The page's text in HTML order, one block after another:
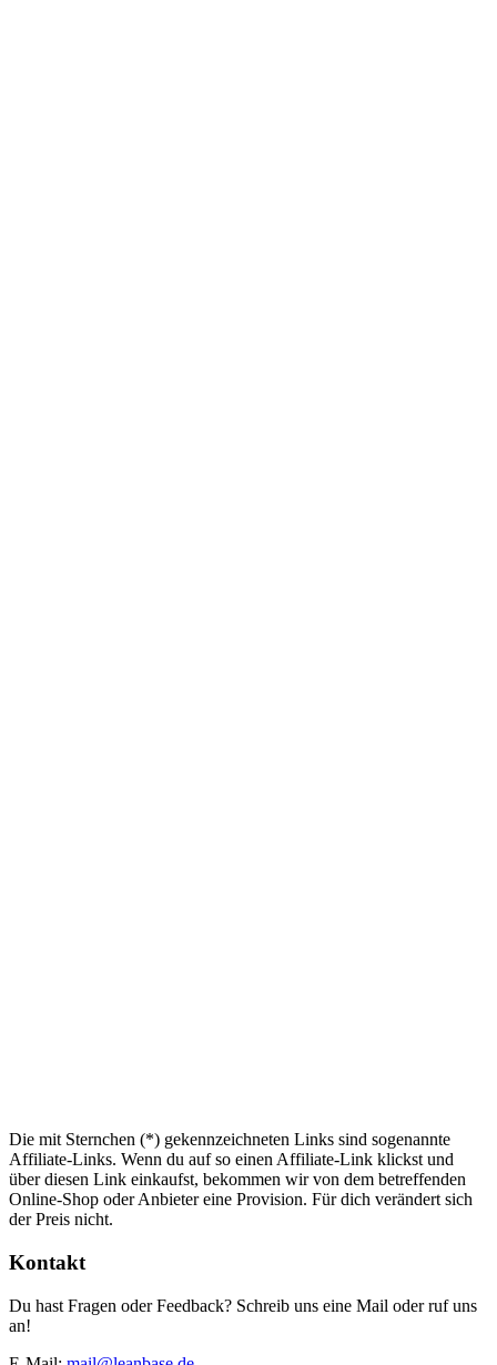
Die mit Sternchen (*) gekennzeichneten Links sind sogenannte
Affiliate-Links. Wenn du auf so einen Affiliate-Link klickst und
über diesen Link einkaufst, bekommen wir von dem betreffenden
Online-Shop oder Anbieter eine Provision. Für dich verändert sich
der Preis nicht.
Kontakt
Du hast Fragen oder Feedback? Schreib uns eine Mail oder ruf uns
an!